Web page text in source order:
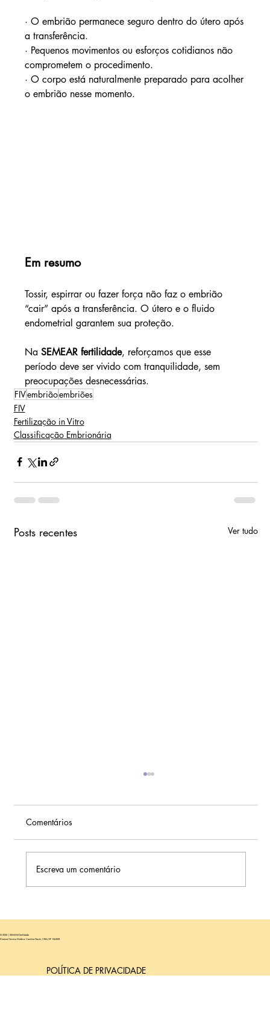
· O embrião permanece seguro dentro do útero após
a transferência.
· Pequenos movimentos ou esforços cotidianos não
comprometem o procedimento.
· O corpo está naturalmente preparado para acolher
o embrião nesse momento.
Em resumo
Tossir, espirrar ou fazer força não faz o embrião
“cair” após a transferência. O útero e o fluido
endometrial garantem sua proteção.
Na SEMEAR fertilidade, reforçamos que esse
período deve ser vivido com tranquilidade, sem
preocupações desnecessárias.
FIVembriãoembriões
FIV
Fertilização in Vitro
Classificação Embrionária
Posts recentes Ver tudo
Comentários
Escreva um comentário
© 2025 | SEMEAR fertilidade
Diretora Técnica Médica: Carolina Nastri, CRM/SP 104.808
POLÍTICA DE PRIVACIDADE